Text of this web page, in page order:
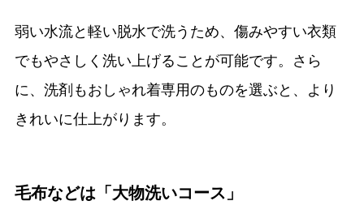
弱い水流と軽い脱水で洗うため、傷みやすい衣類
でもやさしく洗い上げることが可能です。さら
に、洗剤もおしゃれ着専用のものを選ぶと、より
きれいに仕上がります。
毛布などは「大物洗いコース」